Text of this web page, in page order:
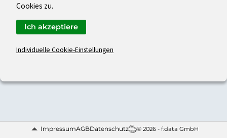
ImpressumAGBDatenschutz © 2026 - f:data GmbH
Cookies zu.
Individuelle Cookie-Einstellungen
Ich akzeptiere